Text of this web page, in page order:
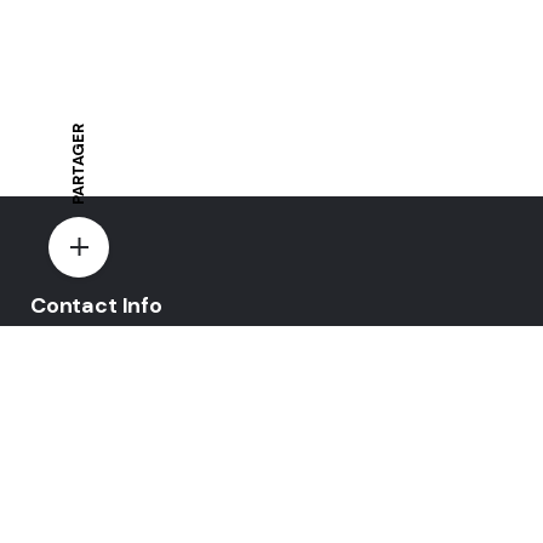
PARTAGER
Contact Info